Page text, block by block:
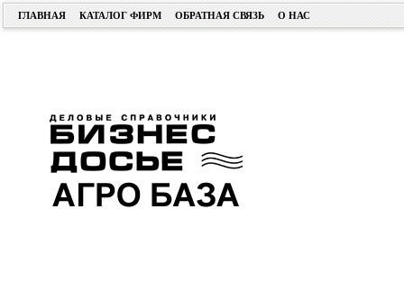
ГЛАВНАЯ КАТАЛОГ ФИРМ ОБРАТНАЯ СВЯЗЬ О НАС